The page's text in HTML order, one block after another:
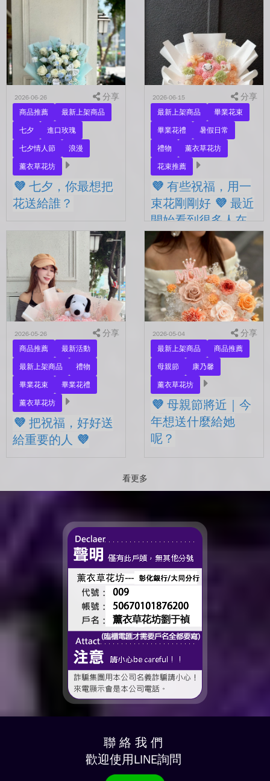
💜 七夕，有些人還沒在一
起。 每天聊天的人，總是
秒回的人， 會記得你愛喝什
麼、喜歡什麼的人。 你們
沒有說過喜歡，卻早已習慣
彼此存在。 七夕快到...
💜有些節日，是提醒我們不
要忘了表達愛。 平常的日
子，總是忙著工作、忙著生
活。 那些想說的謝謝、想
說的辛苦了、想說的我愛
你。 常常就這樣，留到了
下...
2026-06-26 分享
商品推薦
最新上架商品
七夕
進口玫瑰
七夕情人節
浪漫
薰衣草花坊
💜 七夕，你最想把
花送給誰？
誰？ 是陪你走過每一天的
另一半，是一直默默支持你
的家人，還是那個努力生活
的自己？ 花，不一定要等
到特別的人才能收到。...
2026-06-15 分享
最新上架商品
畢業花束
畢業花禮
暑假日常
禮物
薰衣草花坊
花束推薦
💜 有些祝福，用一
束花剛剛好 💜 最近
開始看到很多人在
拍照
💜 有些祝福，用一束花剛剛
好 💜 最近開始看到很多人
在拍照📷 穿著學士服、抱著
花束，笑著紀錄這段重要的
時光🤍 一路走到現在，一
定有很多不容易。 熬過考
試...
2026-05-26 分享
商品推薦
最新活動
最新上架商品
禮物
畢業花束
畢業花禮
薰衣草花坊
💜 把祝福，好好送
給重要的人 💜
時間、一起熬過的日常，到
2026-05-04 分享
最新上架商品
商品推薦
母親節
康乃馨
薰衣草花坊
💜 母親節將近｜今
年想送什麼給她
呢？
——有一個人，一直都...
看更多
聯 絡 我 們
歡迎使用LINE詢問